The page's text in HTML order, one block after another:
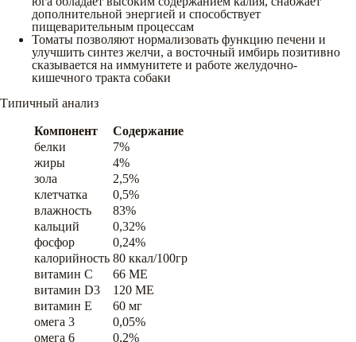
дополнительной энергией и способствует
пищеварительным процессам
Томаты позволяют нормализовать функцию печени и
улучшить синтез желчи, а восточный имбирь позитивно
сказывается на иммунитете и работе желудочно-
кишечного тракта собаки
Типичный анализ
Компонент
Содержание
белки
7%
жиры
4%
зола
2,5%
клетчатка
0,5%
влажность
83%
кальций
0,32%
фосфор
0,24%
калорийность 80 ккал/100гр
витамин C
66 ME
витамин D3
120 ME
витамин E
60 мг
омега 3
0,05%
омега 6
0,2%